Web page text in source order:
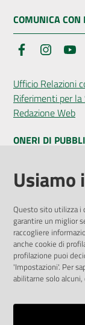
COMUNICA CON
Facebook
Ufficio Relazioni
Riferimenti per
Redazione Web
ONERI DI
Amministrazione
Pubblicità legale
Privacy Policy
Attuazione
Liste di Attesa
ENTI, IMPRESE
Fatturazione
Usiamo
Questo sito utilizza i
garantire un miglior
raccogliere
anche cookie di
profilazione puoi
'Impostazioni'. Per
abilitarne solo